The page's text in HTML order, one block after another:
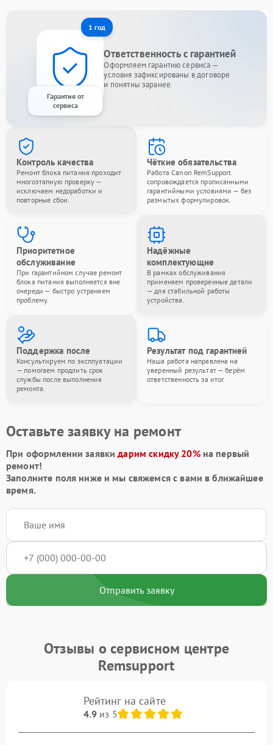
1 год
Гарантия от
сервиса
Ответственность с гарантией
Оформляем гарантию сервиса —
условия зафиксированы в договоре
и понятны заранее.
Контроль качества
Ремонт блока питания проходит
многоэтапную проверку —
исключаем недоработки и
повторные сбои.
Чёткие обязательства
Работа Canon RemSupport
сопровождается прописанными
гарантийными условиями — без
размытых формулировок.
Приоритетное
обслуживание
При гарантийном случае ремонт
блока питания выполняется вне
очереди — быстро устраняем
проблему.
Надёжные
комплектующие
В рамках обслуживания
применяем проверенные детали
— для стабильной работы
устройства.
Поддержка после
Консультируем по эксплуатации
— помогаем продлить срок
службы после выполнения
ремонта.
Результат под гарантией
Наша работа направлена на
уверенный результат — берём
ответственность за итог.
Оставьте заявку на ремонт
При оформлении заявкидарим скидку 20%на первый
ремонт!
Заполните поля ниже и мы свяжемся с вами в ближайшее
время.
Отправить заявку
Отзывы о сервисном центре
Remsupport
Рейтинг на сайте
4.9из 5